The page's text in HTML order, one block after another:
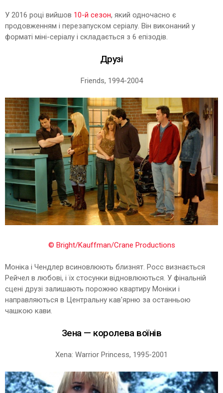
У 2016 році вийшов 10-й сезон, який одночасно є
продовженням і перезапуском серіалу. Він виконаний у
форматі міні-серіалу і складається з 6 епізодів.
Друзі
Friends, 1994-2004
© Bright/Kauffman/Crane Productions
Моніка і Чендлер всиновлюють близнят. Росс визнається
Рейчел в любові, і їх стосунки відновлюються. У фінальній
сцені друзі залишають порожню квартиру Моніки і
направляються в Центральну кав'ярню за останньою
чашкою кави.
Зена — королева воїнів
Xena: Warrior Princess, 1995-2001